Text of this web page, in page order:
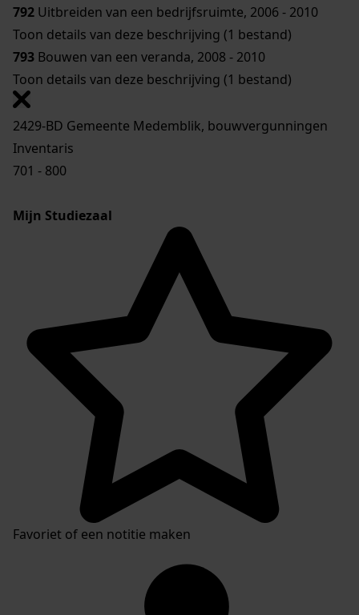
792 Uitbreiden van een bedrijfsruimte, 2006 - 2010
Toon details van deze beschrijving (1 bestand)
793 Bouwen van een veranda, 2008 - 2010
Toon details van deze beschrijving (1 bestand)
2429-BD Gemeente Medemblik, bouwvergunningen
Inventaris
701 - 800
Mijn Studiezaal
Favoriet of een notitie maken